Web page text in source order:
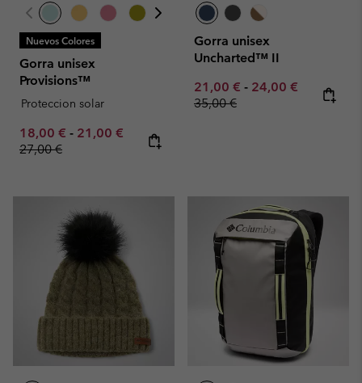
Nuevos Colores
Gorra unisex
Provisions™
Proteccion solar
Minimum sale price:
18,00 € - Maximum sale price:
21,00 € Regular price:
27,00 €
Gorra unisex
Uncharted™ II
Minimum sale price:
21,00 € - Maximum sale
24,00 € Regular
35,00 €